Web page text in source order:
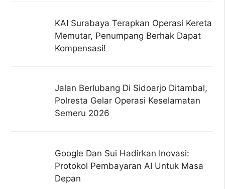
KAI Surabaya Terapkan Operasi Kereta
Memutar, Penumpang Berhak Dapat
Kompensasi!
Jalan Berlubang Di Sidoarjo Ditambal,
Polresta Gelar Operasi Keselamatan
Semeru 2026
Google Dan Sui Hadirkan Inovasi:
Protokol Pembayaran AI Untuk Masa
Depan